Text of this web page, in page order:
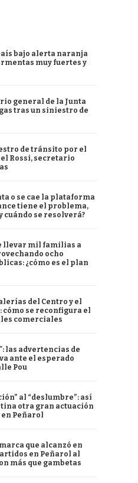
bajo alerta naranja
muy fuertes y
general de la Junta
tras un siniestro de
de tránsito por el
Rossi, secretario
o se cae la plataforma
tiene el problema,
cuándo se resolverá?
llevar mil familias a
ocho
¿cómo es el plan
del Centro y el
cómo se reconfigura el
comerciales
las advertencias de
ante el esperado
Pou
al “deslumbre”: así
otra gran actuación
en Peñarol
que alcanzó en
en Peñarol al
más que gambetas